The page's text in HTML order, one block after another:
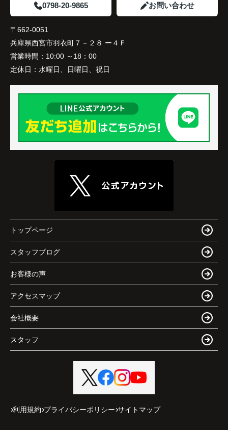
0798-20-9865 お問い合わせ
〒662-0051
兵庫県西宮市羽衣町７－２８ ー４Ｆ
営業時間： 10:00 ～18：00
定休日： 水曜日、日曜日、祝日
トップページ
スタッフブログ
お客様の声
アクセスマップ
会社概要
スタッフ
利用規約 プライバシーポリシー サイトマップ